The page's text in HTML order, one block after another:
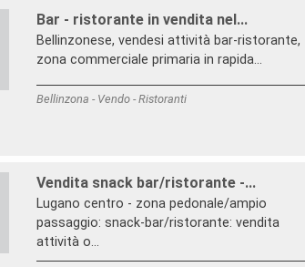
Bar - ristorante in vendita nel...
Bellinzonese, vendesi attività bar-ristorante,
zona commerciale primaria in rapida...
Bellinzona - Vendo - Ristoranti
Vendita snack bar/ristorante -...
Lugano centro - zona pedonale/ampio
passaggio: snack-bar/ristorante: vendita
attività o...